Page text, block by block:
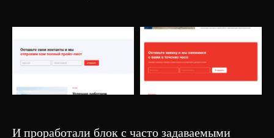
И проработали блок с часто задаваемыми